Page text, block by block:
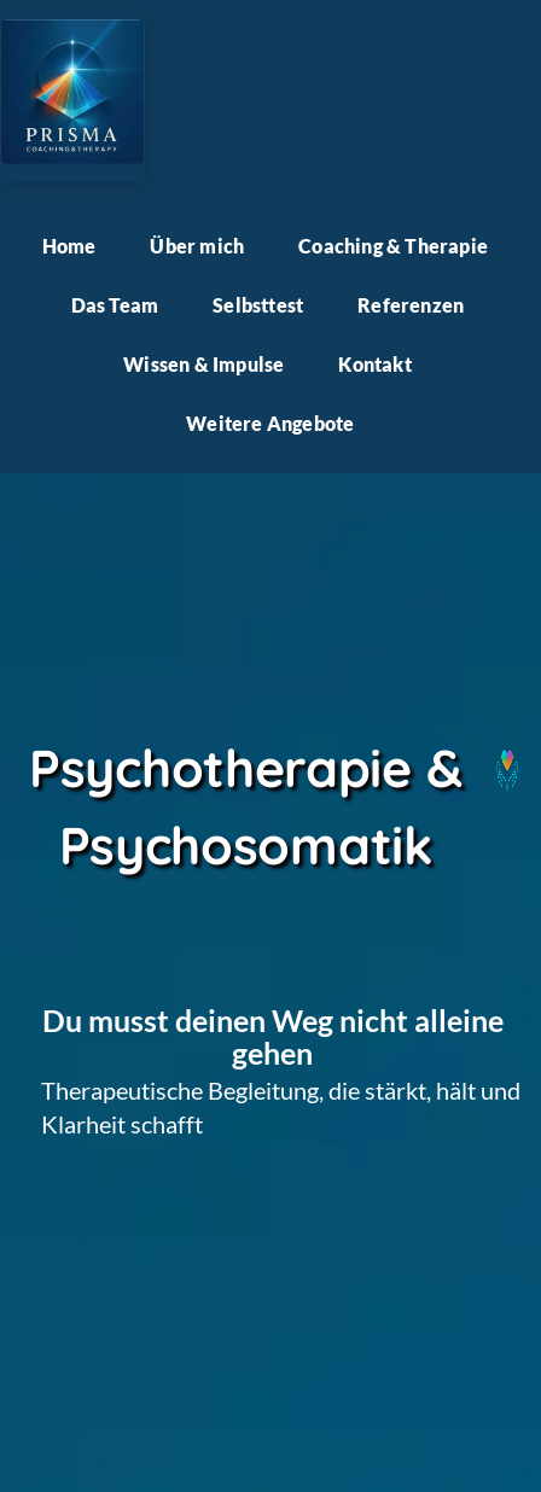
Home Über mich Coaching & Therapie
Das Team Selbsttest Referenzen
Wissen & Impulse Kontakt
Weitere Angebote
Psychotherapie &
Psychosomatik
Du musst deinen Weg nicht alleine
gehen
Therapeutische Begleitung, die stärkt, hält und
Klarheit schafft